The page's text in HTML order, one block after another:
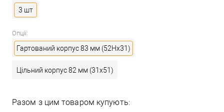
3 шт
Опції:
Гартований корпус 83 мм (52Hx31)
Цільний корпус 82 мм (31x51)
Разом з цим товаром купують: